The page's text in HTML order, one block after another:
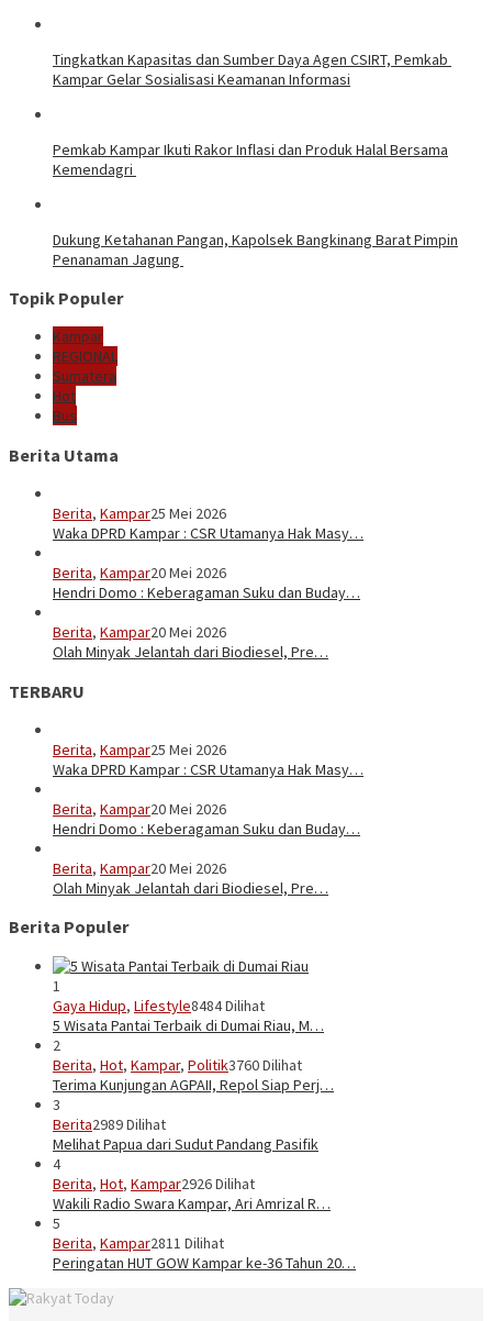
Tingkatkan Kapasitas dan Sumber Daya Agen CSIRT, Pemkab
Kampar Gelar Sosialisasi Keamanan Informasi
Pemkab Kampar Ikuti Rakor Inflasi dan Produk Halal Bersama
Kemendagri
Dukung Ketahanan Pangan, Kapolsek Bangkinang Barat Pimpin
Penanaman Jagung
Topik Populer
Kampar
REGIONAL
Sumatera
Hot
Bus
Berita Utama
Berita, Kampar25 Mei 2026
Waka DPRD Kampar : CSR Utamanya Hak Masy…
Berita, Kampar20 Mei 2026
Hendri Domo : Keberagaman Suku dan Buday…
Berita, Kampar20 Mei 2026
Olah Minyak Jelantah dari Biodiesel, Pre…
TERBARU
Berita, Kampar25 Mei 2026
Waka DPRD Kampar : CSR Utamanya Hak Masy…
Berita, Kampar20 Mei 2026
Hendri Domo : Keberagaman Suku dan Buday…
Berita, Kampar20 Mei 2026
Olah Minyak Jelantah dari Biodiesel, Pre…
Berita Populer
1
Gaya Hidup, Lifestyle8484 Dilihat
5 Wisata Pantai Terbaik di Dumai Riau, M…
2
Berita, Hot, Kampar, Politik3760 Dilihat
Terima Kunjungan AGPAII, Repol Siap Perj…
3
Berita2989 Dilihat
Melihat Papua dari Sudut Pandang Pasifik
4
Berita, Hot, Kampar2926 Dilihat
Wakili Radio Swara Kampar, Ari Amrizal R…
5
Berita, Kampar2811 Dilihat
Peringatan HUT GOW Kampar ke-36 Tahun 20…